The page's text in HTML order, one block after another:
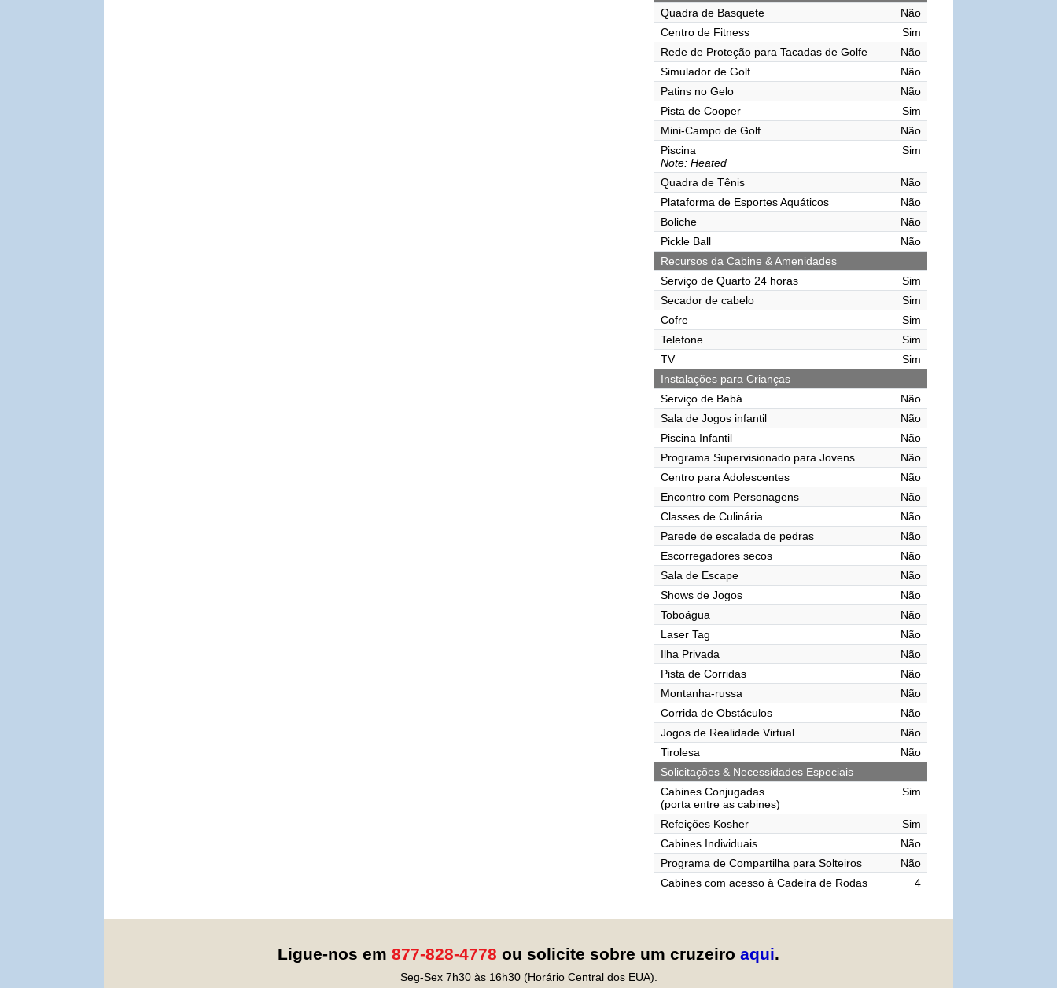
Quadra de Basquete
Não
Centro de Fitness
Sim
Rede de Proteção para Tacadas de Golfe
Não
Simulador de Golf
Não
Patins no Gelo
Não
Pista de Cooper
Sim
Mini-Campo de Golf
Não
Piscina
Note: Heated
Sim
Quadra de Tênis
Não
Plataforma de Esportes Aquáticos
Não
Boliche
Não
Pickle Ball
Não
Recursos da Cabine & Amenidades
Serviço de Quarto 24 horas
Sim
Secador de cabelo
Sim
Cofre
Sim
Telefone
Sim
TV
Sim
Instalações para Crianças
Serviço de Babá
Não
Sala de Jogos infantil
Não
Piscina Infantil
Não
Programa Supervisionado para Jovens
Não
Centro para Adolescentes
Não
Encontro com Personagens
Não
Classes de Culinária
Não
Parede de escalada de pedras
Não
Escorregadores secos
Não
Sala de Escape
Não
Shows de Jogos
Não
Toboágua
Não
Laser Tag
Não
Ilha Privada
Não
Pista de Corridas
Não
Montanha-russa
Não
Corrida de Obstáculos
Não
Jogos de Realidade Virtual
Não
Tirolesa
Não
Solicitações & Necessidades Especiais
Cabines Conjugadas
(porta entre as cabines)
Sim
Refeições Kosher
Sim
Cabines Individuais
Não
Programa de Compartilha para Solteiros
Não
Cabines com acesso à Cadeira de Rodas
4
Ligue-nos em 877-828-4778 ou solicite sobre um cruzeiro aqui.
Seg-Sex 7h30 às 16h30 (Horário Central dos EUA).